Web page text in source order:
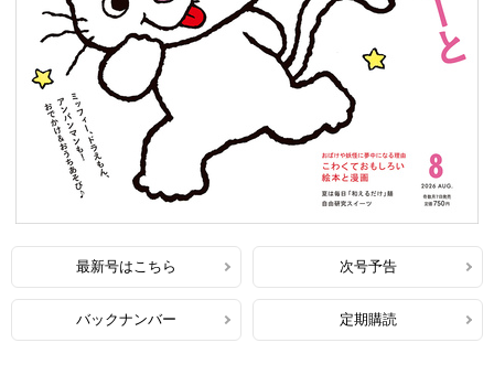
最新号はこちら 次号予告
バックナンバー 定期購読